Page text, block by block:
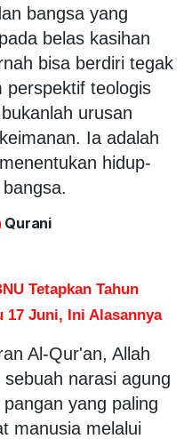
bangsa yang
belas kasihan
bisa berdiri tegak
perspektif teologis
urusan
Ia adalah
hidup-
Qurani
Tetapkan Tahun
17 Juni, Ini Alasannya
Al-Qur'an, Allah
narasi agung
yang paling
manusia melalui